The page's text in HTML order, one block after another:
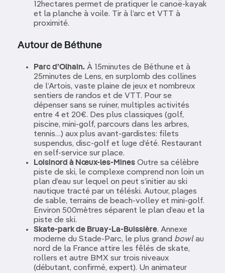
12hectares permet de pratiquer le canoë-kayak
et la planche à voile. Tir à l’arc et VTT à
proximité.
Autour de Béthune
Parc d’Olhain. À 15minutes de Béthune et à
25minutes de Lens, en surplomb des collines
de l’Artois, vaste plaine de jeux et nombreux
sentiers de randos et de VTT. Pour se
dépenser sans se ruiner, multiples activités
entre 4 et 20€. Des plus classiques (golf,
piscine, mini-golf, parcours dans les arbres,
tennis…) aux plus avant-gardistes: filets
suspendus, disc-golf et luge d’été. Restaurant
en self-service sur place.
Loisinord à Nœux-les-Mines Outre sa célèbre
piste de ski, le complexe comprend non loin un
plan d’eau sur lequel on peut s’initier au ski
nautique tracté par un téléski. Autour, plages
de sable, terrains de beach-volley et mini-golf.
Environ 500mètres séparent le plan d’eau et la
piste de ski.
Skate-park de Bruay-La-Buissière. Annexe
moderne du Stade-Parc, le plus grand bowl au
nord de la France attire les fêlés de skate,
rollers et autre BMX sur trois niveaux
(débutant, confirmé, expert). Un animateur